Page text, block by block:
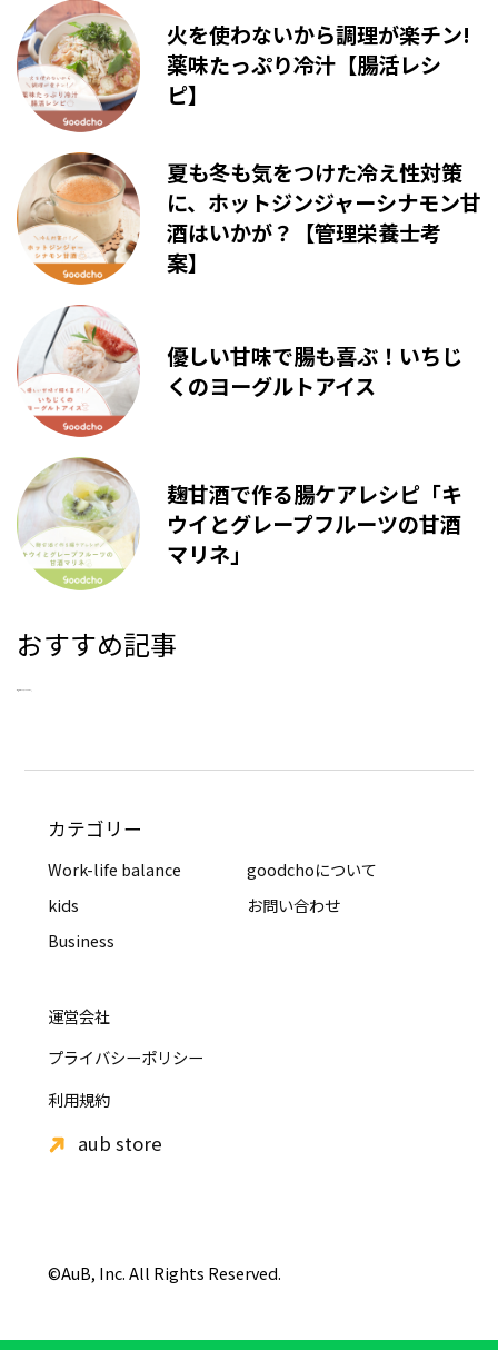
火を使わないから調理が楽チン!
薬味たっぷり冷汁【腸活レシ
ピ】
夏も冬も気をつけた冷え性対策
に、ホットジンジャーシナモン甘
酒はいかが？【管理栄養士考
案】
優しい甘味で腸も喜ぶ！いちじ
くのヨーグルトアイス
麹甘酒で作る腸ケアレシピ「キ
ウイとグレープフルーツの甘酒
マリネ」
おすすめ記事
カテゴリー
Work-life balance
goodchoについて
kids
お問い合わせ
Business
運営会社
プライバシーポリシー
利用規約
aub store
©AuB, Inc. All Rights Reserved.